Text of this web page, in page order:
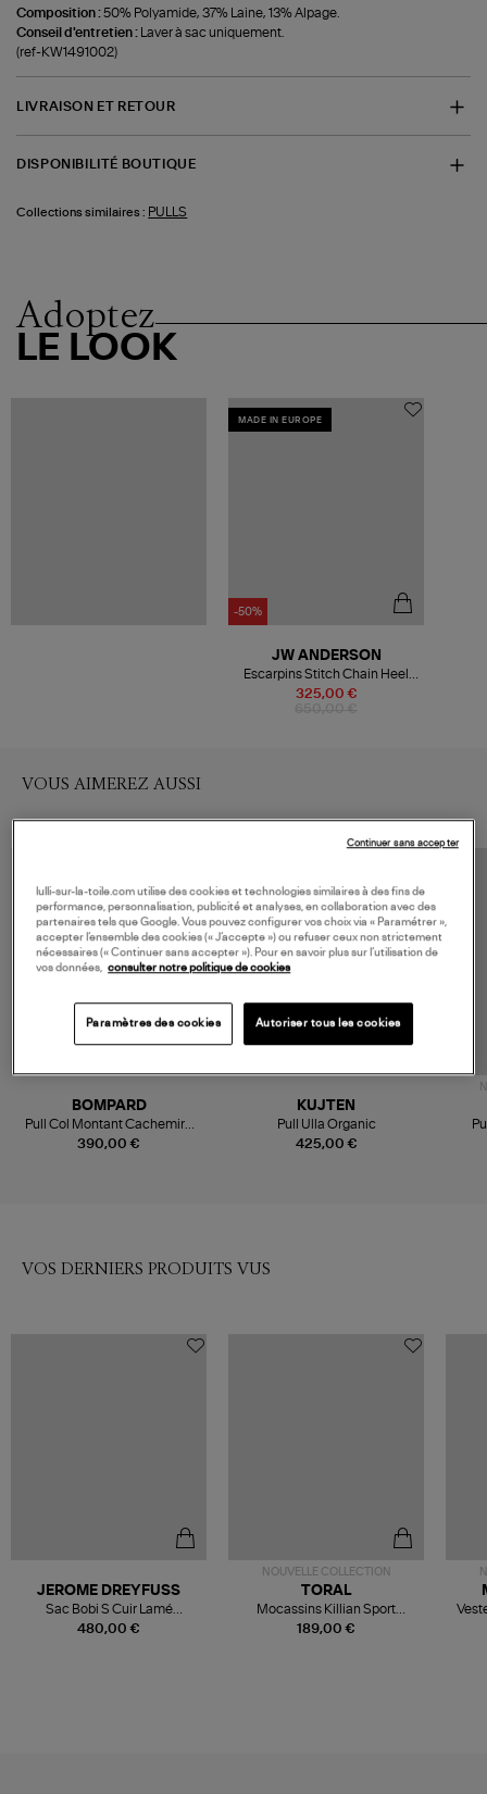
Composition :50% Polyamide, 37% Laine, 13% Alpage.
Conseil d'entretien :
Laver à sac uniquement.
(ref-KW1491002)
LIVRAISON ET RETOUR
DISPONIBILITÉ BOUTIQUE
Collections similaires : PULLS
Adoptez
LE LOOK
MADE IN EUROPE
-50%
325,00 €
JW ANDERSON
Escarpins Stitch Chain Heel
Pump W Deep Walnut
VOUS AIMEREZ AUSSI
390,00 €
BOMPARD
Pull Col Montant Cachemire
Avoine
425,00 €
KUJTEN
Pull Ulla Organic
VOS DERNIERS PRODUITS VUS
480,00 €
JEROME DREYFUSS
Sac Bobi S Cuir Lamé
Champagne
NOUVELLE COLLECTION
189,00 €
TORAL
Mocassins Killian Sport
Mousse
lulli-sur-la-toile.com utilise des cookies et technologies similaires à des fins de
performance, personnalisation, publicité et analyses, en collaboration avec des
partenaires tels que Google. Vous pouvez configurer vos choix via « Paramétrer »,
accepter l’ensemble des cookies (« J’accepte ») ou refuser ceux non strictement
nécessaires (« Continuer sans accepter »). Pour en savoir plus sur l’utilisation de
vos données, consulter notre politique de cookies
Paramètres des cookies Autoriser tous les cookies
Continuer sans accepter